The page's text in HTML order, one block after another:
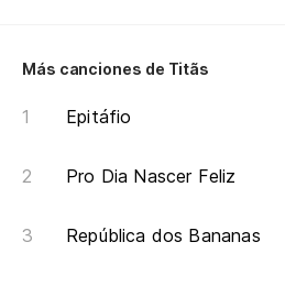
Más canciones de Titãs
Epitáfio
Pro Dia Nascer Feliz
República dos Bananas